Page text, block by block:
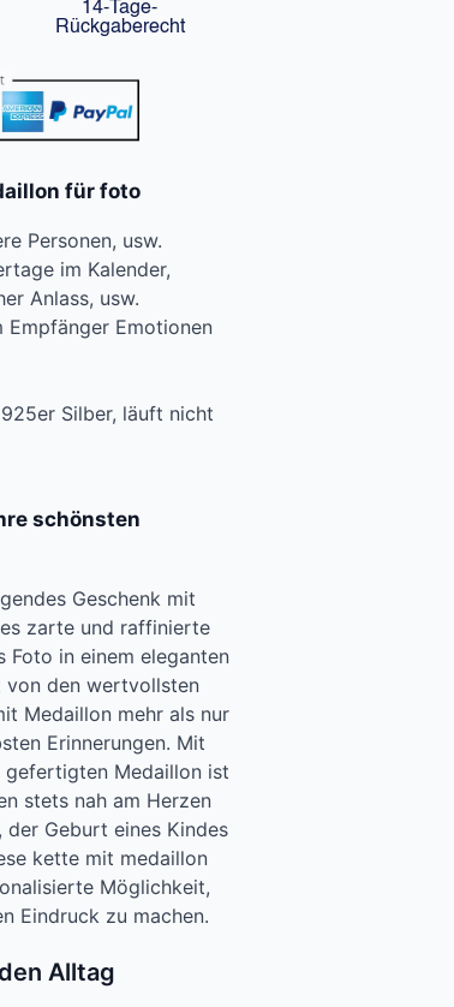
14-Tage-
Rückgaberecht
für foto
Personen, usw.
im Kalender,
Anlass, usw.
Empfänger Emotionen
Silber, läuft nicht
schönsten
Geschenk mit
zarte und raffinierte
Foto in einem eleganten
von den wertvollsten
Medaillon mehr als nur
Erinnerungen. Mit
Medaillon ist
stets nah am Herzen
Geburt eines Kindes
kette mit medaillon
Möglichkeit,
Eindruck zu machen.
Alltag